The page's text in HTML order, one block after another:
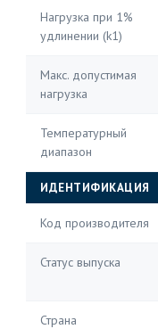
Нагрузка при 1%
удлинении (k1)
Макс. допустимая
нагрузка
Температурный
диапазон
ИДЕНТИФИКАЦИЯ
Код производителя
Статус выпуска
Страна